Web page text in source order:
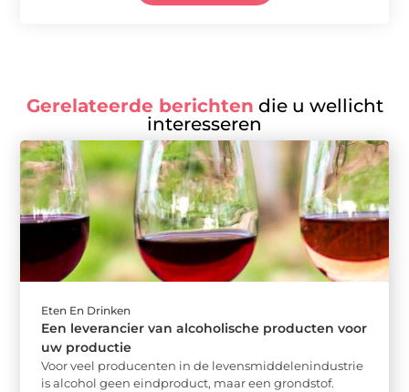
Gerelateerde berichten die u wellicht
interesseren
Eten En Drinken
Een leverancier van alcoholische producten voor
uw productie
Voor veel producenten in de levensmiddelenindustrie
is alcohol geen eindproduct, maar een grondstof.